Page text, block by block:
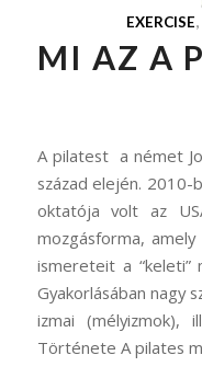
EXERCISE,
MI AZ A
A pilatest a német
század elején.
oktatója volt az
mozgásforma, amely
ismereteit a “keleti”
Gyakorlásában nagy
izmai (mélyizmok),
Története A pilates